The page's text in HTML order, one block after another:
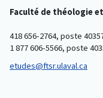
Faculté de théologie
418 656-2764, poste
1 877 606-5566, poste
etudes@ftsr.ulaval.ca